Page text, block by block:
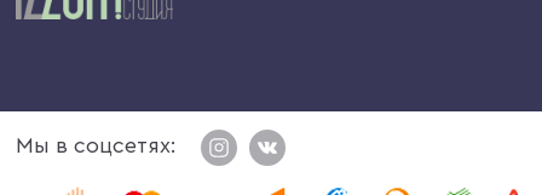
Мы в соцсетях: